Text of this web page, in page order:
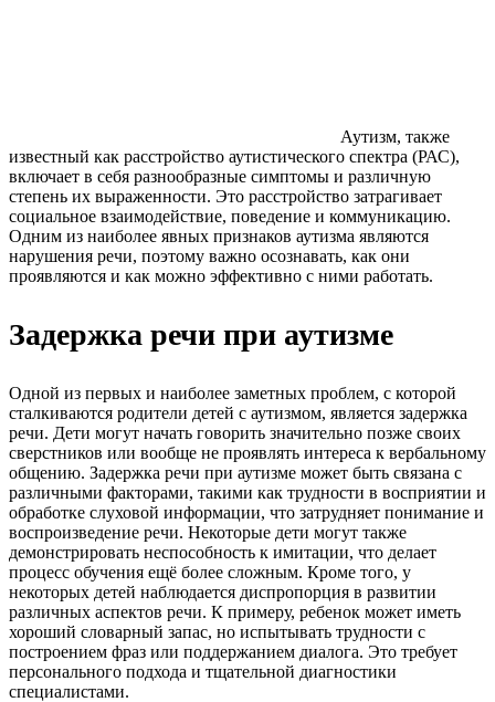
Аутизм, также
известный как расстройство аутистического спектра (РАС),
включает в себя разнообразные симптомы и различную
степень их выраженности. Это расстройство затрагивает
социальное взаимодействие, поведение и коммуникацию.
Одним из наиболее явных признаков аутизма являются
нарушения речи, поэтому важно осознавать, как они
проявляются и как можно эффективно с ними работать.
Задержка речи при аутизме
Одной из первых и наиболее заметных проблем, с которой
сталкиваются родители детей с аутизмом, является задержка
речи. Дети могут начать говорить значительно позже своих
сверстников или вообще не проявлять интереса к вербальному
общению. Задержка речи при аутизме может быть связана с
различными факторами, такими как трудности в восприятии и
обработке слуховой информации, что затрудняет понимание и
воспроизведение речи. Некоторые дети могут также
демонстрировать неспособность к имитации, что делает
процесс обучения ещё более сложным. Кроме того, у
некоторых детей наблюдается диспропорция в развитии
различных аспектов речи. К примеру, ребенок может иметь
хороший словарный запас, но испытывать трудности с
построением фраз или поддержанием диалога. Это требует
персонального подхода и тщательной диагностики
специалистами.